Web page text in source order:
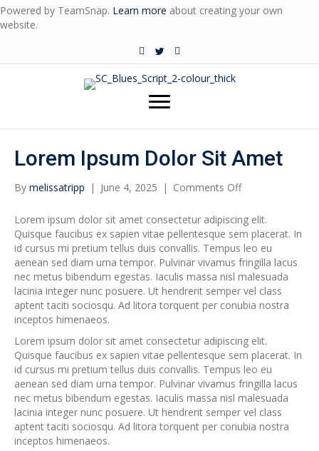
Powered by TeamSnap. Learn more about creating your own
website.
Lorem Ipsum Dolor Sit Amet
By melissatripp | June 4, 2025 | Comments Offo
L
o
r
e
m
p
m
d
o
l
o
r
s
Lorem ipsum dolor sit amet consectetur adipiscing elit.
Quisque faucibus ex sapien vitae pellentesque sem placerat. In
id cursus mi pretium tellus duis convallis. Tempus leo eu
aenean sed diam urna tempor. Pulvinar vivamus fringilla lacus
nec metus bibendum egestas. Iaculis massa nisl malesuada
lacinia integer nunc posuere. Ut hendrerit semper vel class
aptent taciti sociosqu. Ad litora torquent per conubia nostra
inceptos himenaeos.
Lorem ipsum dolor sit amet consectetur adipiscing elit.
Quisque faucibus ex sapien vitae pellentesque sem placerat. In
id cursus mi pretium tellus duis convallis. Tempus leo eu
aenean sed diam urna tempor. Pulvinar vivamus fringilla lacus
nec metus bibendum egestas. Iaculis massa nisl malesuada
lacinia integer nunc posuere. Ut hendrerit semper vel class
aptent taciti sociosqu. Ad litora torquent per conubia nostra
inceptos himenaeos.